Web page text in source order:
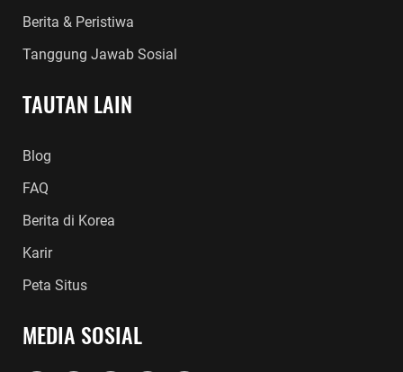
Berita & Peristiwa
Tanggung Jawab Sosial
TAUTAN LAIN
Blog
FAQ
Berita di Korea
Karir
Peta Situs
MEDIA SOSIAL